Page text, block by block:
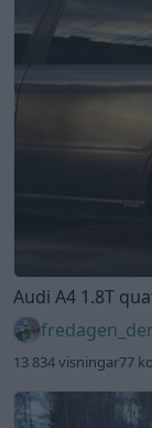
Audi A4 1.8T
13 834 visningar77